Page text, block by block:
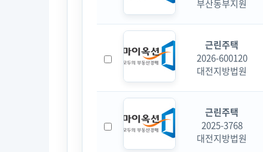
부산동부지원
근린주택
2026-600120
대전지방법원
근린주택
2025-3768
대전지방법원